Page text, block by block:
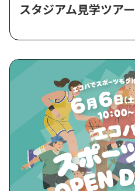
スタジアム見学ツアー